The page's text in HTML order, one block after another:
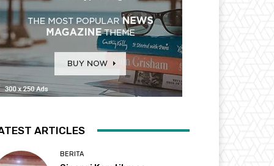
ARTICLES
BERITA